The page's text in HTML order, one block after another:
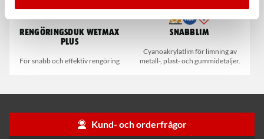
Rengöringsduk Wetmax
Plus
För snabb och effektiv rengöring
Snabblim
Cyanoakrylatlim för limning av
metall-, plast- och gummidetaljer.
Kund- och orderfrågor